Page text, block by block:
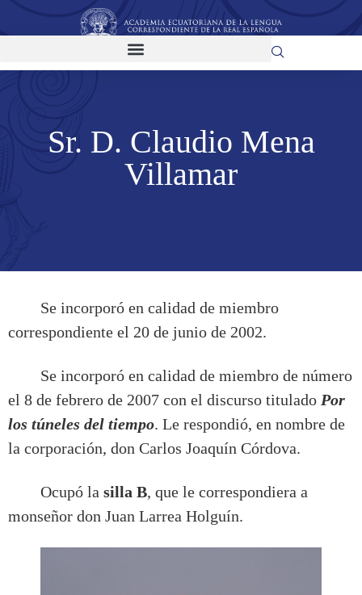
Sr. D. Claudio Mena
Villamar
Se incorporó en calidad de miembro
correspondiente el 20 de junio de 2002.
Se incorporó en calidad de miembro de número
el 8 de febrero de 2007 con el discurso titulado Por
los túneles del tiempo. Le respondió, en nombre de
la corporación, don Carlos Joaquín Córdova.
Ocupó la silla B, que le correspondiera a
monseñor don Juan Larrea Holguín.